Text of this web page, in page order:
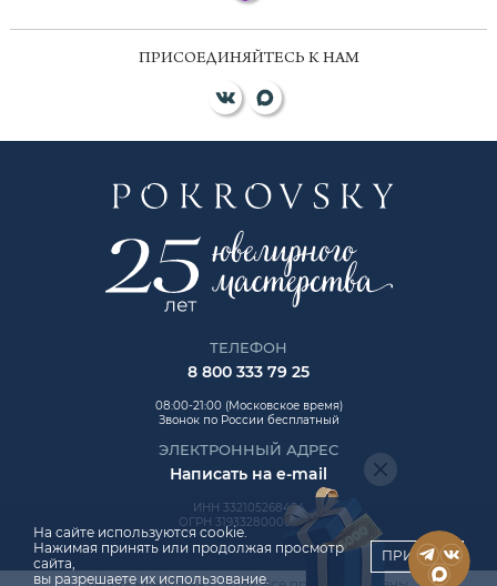
ПРИСОЕДИНЯЙТЕСЬ К НАМ
ТЕЛЕФОН
8 800 333 79 25
08:00-21:00 (Московское время)
Звонок по России бесплатный
ЭЛЕКТРОННЫЙ АДРЕС
Написать на e-mail
ИНН 332105268454
ОГРН 319332800006992
На сайте используются cookie.
Нажимая принять или продолжая просмотр
сайта,
вы разрешаете их использование.
ПРИНЯТЬ